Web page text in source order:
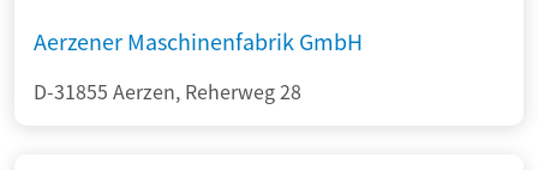
Aerzener Maschinenfabrik GmbH
D-31855 Aerzen, Reherweg 28